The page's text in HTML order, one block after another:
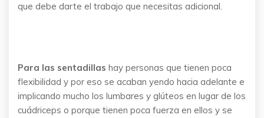
que debe darte el trabajo que necesitas adicional.
Para las sentadillas hay personas que tienen poca
flexibilidad y por eso se acaban yendo hacia adelante e
implicando mucho los lumbares y glúteos en lugar de los
cuádriceps o porque tienen poca fuerza en ellos y se